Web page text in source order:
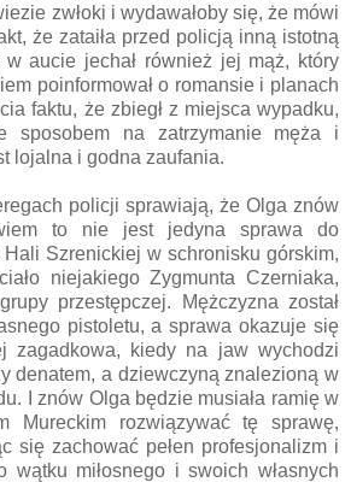
zwłoki i wydawałoby się, że mówi
że zataiła przed policją inną istotną
w aucie jechał również jej mąż, który
poinformował o romansie i planach
faktu, że zbiegł z miejsca wypadku,
sposobem na zatrzymanie męża i
lojalna i godna zaufania.
policji sprawiają, że Olga znów
to nie jest jedyna sprawa do
Hali Szrenickiej w schronisku górskim,
niejakiego Zygmunta Czerniaka,
przestępczej. Mężczyzna został
pistoletu, a sprawa okazuje się
zagadkowa, kiedy na jaw wychodzi
denatem, a dziewczyną znalezioną w
I znów Olga będzie musiała ramię w
Mureckim rozwiązywać tę sprawę,
się zachować pełen profesjonalizm i
wątku miłosnego i swoich własnych